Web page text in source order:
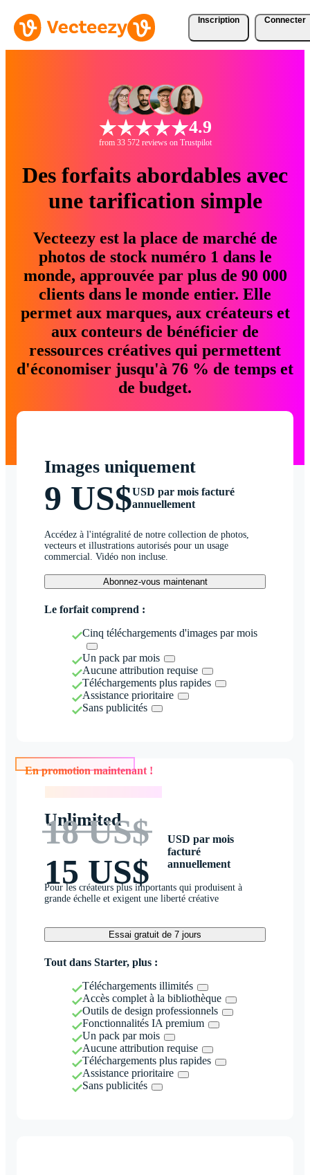
Inscription Connecter
4.9
from 33 572 reviews on Trustpilot
Des forfaits abordables avec
une tarification simple
Vecteezy est la place de marché de
photos de stock numéro 1 dans le
monde, approuvée par plus de 90 000
clients dans le monde entier. Elle
permet aux marques, aux créateurs et
aux conteurs de bénéficier de
ressources créatives qui permettent
d'économiser jusqu'à 76 % de temps et
de budget.
Images uniquement
9 US$USD par mois facturé
annuellement
Accédez à l'intégralité de notre collection de photos,
vecteurs et illustrations autorisés pour un usage
commercial. Vidéo non incluse.
Abonnez-vous maintenant
Le forfait comprend :
Cinq téléchargements d'images par mois
Un pack par mois
Aucune attribution requise
Téléchargements plus rapides
Assistance prioritaire
Sans publicités
En promotion maintenant !
Unlimited
18 US$
15 US$
USD par mois
facturé
annuellement
Pour les créateurs plus importants qui produisent à
grande échelle et exigent une liberté créative
Essai gratuit de 7 jours
Tout dans Starter, plus :
Téléchargements illimités
Accès complet à la bibliothèque
Outils de design professionnels
Fonctionnalités IA premium
Un pack par mois
Aucune attribution requise
Téléchargements plus rapides
Assistance prioritaire
Sans publicités